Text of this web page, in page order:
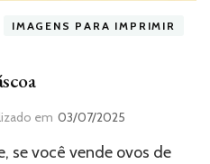
IMAGENS PARA IMPRIMIR
em 03/07/2025
se você vende ovos de